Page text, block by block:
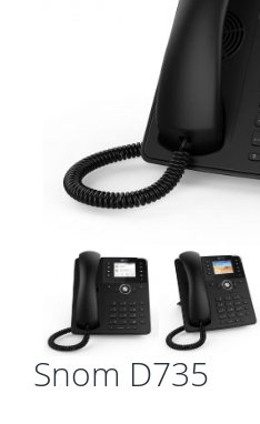
Snom D735